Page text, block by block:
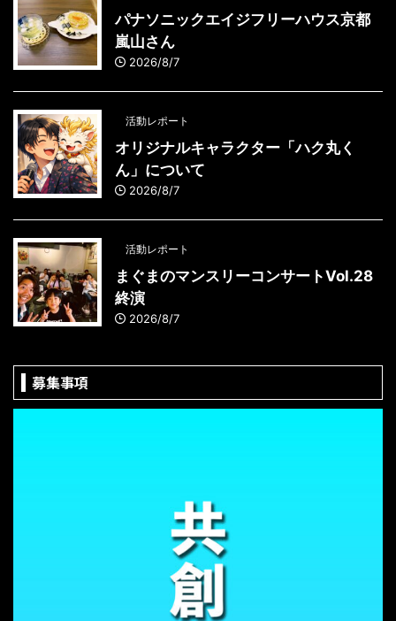
パナソニックエイジフリーハウス京都
嵐山さん
2026/8/7
活動レポート
オリジナルキャラクター「ハク丸く
ん」について
2026/8/7
活動レポート
まぐまのマンスリーコンサートVol.28
終演
2026/8/7
募集事項